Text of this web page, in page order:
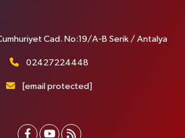
Cad. No:19/A-B Serik / Antalya
02427224448
[email protected]